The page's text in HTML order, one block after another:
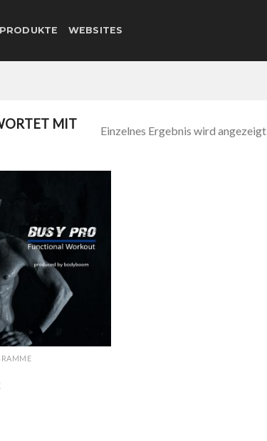
WEBSITES
MIT
Einzelnes Ergebnis wird angezeigt